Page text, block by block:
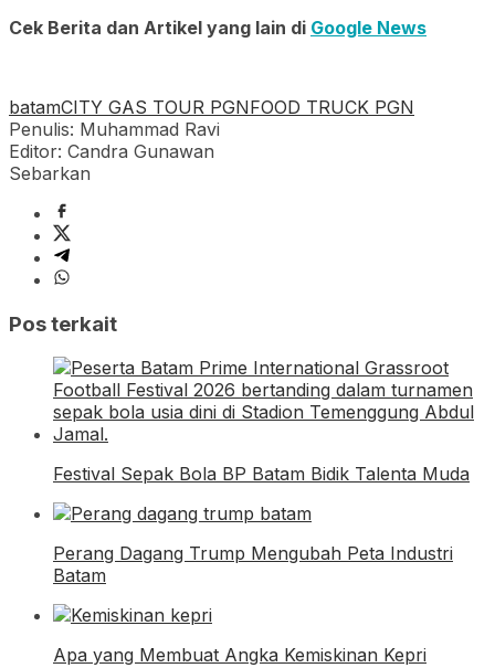
Cek Berita dan Artikel yang lain di Google News
batamCITY GAS TOUR PGNFOOD TRUCK PGN
Penulis: Muhammad Ravi
Editor: Candra Gunawan
Sebarkan
Pos terkait
Festival Sepak Bola BP Batam Bidik Talenta Muda
Perang Dagang Trump Mengubah Peta Industri
Batam
Apa yang Membuat Angka Kemiskinan Kepri